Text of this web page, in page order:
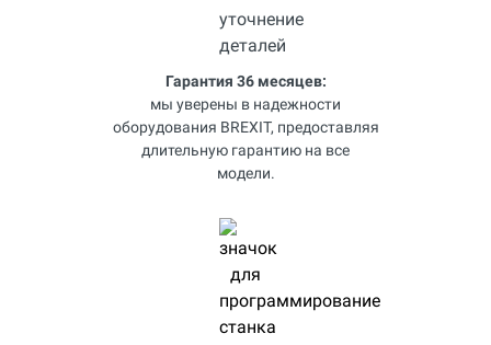
Гарантия 36 месяцев:
мы уверены в надежности
оборудования BREXIT, предоставляя
длительную гарантию на все
модели.